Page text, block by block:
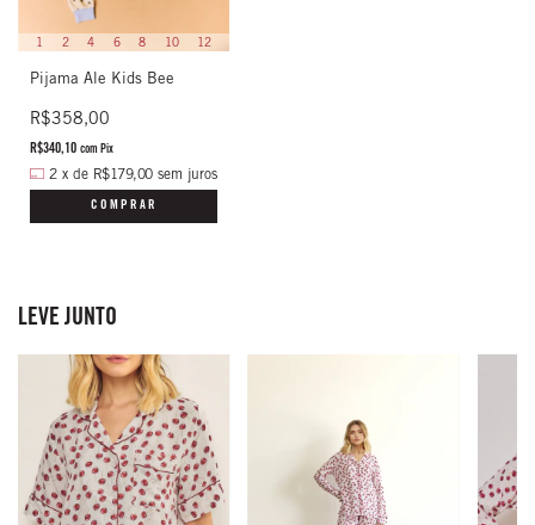
1 2 4 6 8 10 12
Pijama Ale Kids Bee
R$358,00
R$340,10 com Pix
2 x de R$179,00 sem juros
COMPRAR
LEVE JUNTO